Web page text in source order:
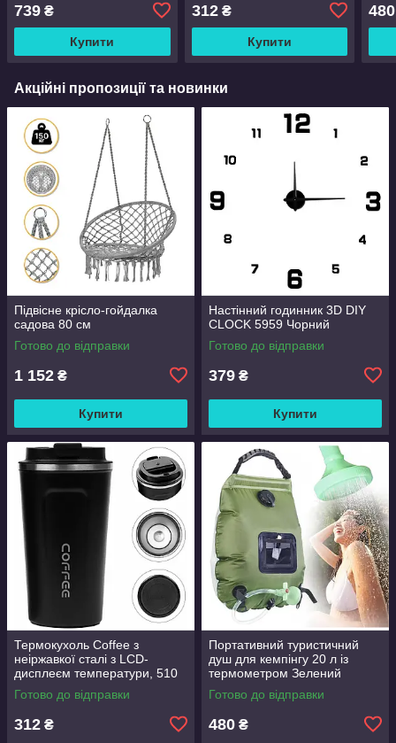
739 ₴
Купити
312₴
Купити
480
Акційні пропозиції та новинки
Підвісне крісло-гойдалка
садова 80 см
Готово до відправки
1 152 ₴
Купити
Настінний годинник 3D DIY
CLOCK 5959 Чорний
Готово до відправки
379 ₴
Купити
Термокухоль Coffee з
неіржавкої сталі з LCD-
дисплеєм температури, 510
мл Чорний
Готово до відправки
312 ₴
Портативний туристичний
душ для кемпінгу 20 л із
термометром Зелений
Готово до відправки
480 ₴